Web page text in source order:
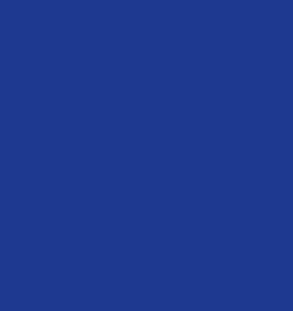
marin nod
har kommunen en unik
en mer hållbar och attraktiv miljö för